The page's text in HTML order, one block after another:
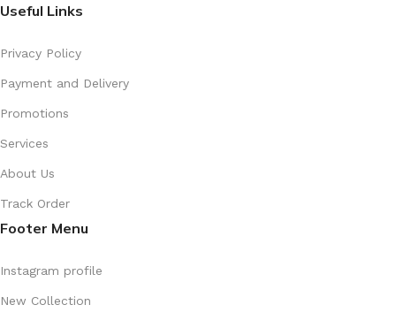
Useful Links
Privacy Policy
Payment and Delivery
Promotions
Services
About Us
Track Order
Footer Menu
Instagram profile
New Collection